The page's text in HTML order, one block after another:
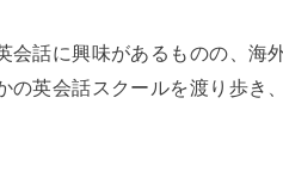
会話に興味があるものの、海
英会話スクールを渡り歩き